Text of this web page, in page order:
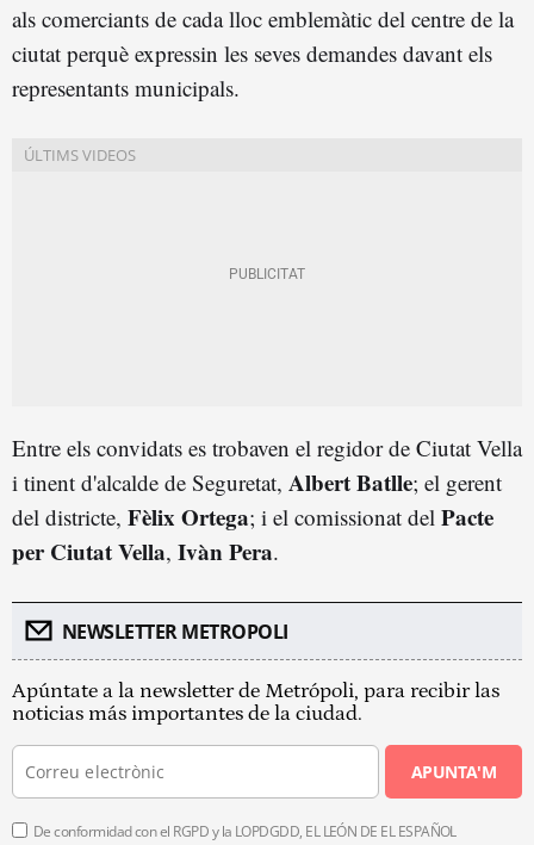
als comerciants de cada lloc emblemàtic del centre de la
ciutat perquè expressin les seves demandes davant els
representants municipals.
Entre els convidats es trobaven el regidor de Ciutat Vella
i tinent d'alcalde de Seguretat, Albert Batlle; el gerent
del districte, Fèlix Ortega; i el comissionat del Pacte
per Ciutat Vella, Ivàn Pera.
NEWSLETTER METROPOLI
Apúntate a la newsletter de Metrópoli, para recibir las
noticias más importantes de la ciudad.
APUNTA'M
De conformidad con el RGPD y la LOPDGDD, EL LEÓN DE EL ESPAÑOL